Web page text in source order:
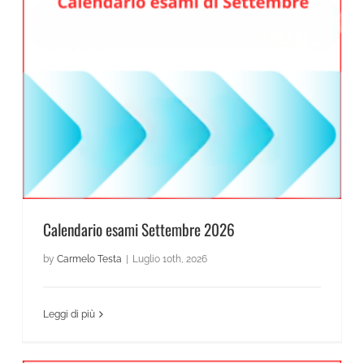
Calendario esami Settembre 2026
byCarmelo Testa | Luglio 10th, 2026
Leggi di più